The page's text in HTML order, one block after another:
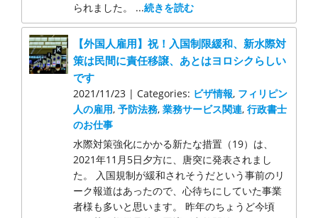
られました。 ...続きを読む
【外国人雇用】祝！入国制限緩和、新水際対
策は民間に責任移譲、あとはヨロシクらしい
です
2021/11/23 | Categories: ビザ情報, フィリピン
人の雇用,予防法務,業務サービス関連,行政書士
のお仕事
水際対策強化にかかる新たな措置（19）は、
2021年11月5日夕方に、唐突に発表されまし
た。 入国規制が緩和されそうだという事前のリ
ーク報道はあったので、心待ちにしていた事業
者様も多いと思います。 昨年のちょうど今頃